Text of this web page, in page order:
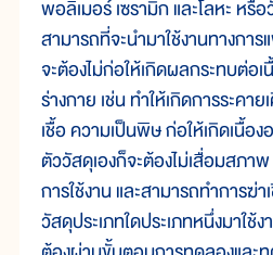
พอลิเมอร์ เซรามิก และโลหะ หรื
สามารถที่จะนำมาใช้งานทางกา
จะต้องไม่ก่อให้เกิดผลกระทบต่อ
ร่างกาย เช่น ทำให้เกิดการระคา
เชื้อ ความเป็นพิษ ก่อให้เกิดเนื้อ
ตัววัสดุเองก็จะต้องไม่เสื่อมสภา
การใช้งาน และสามารถทำการฆ่
วัสดุประเภทใดประเภทหนึ่งมาใช้